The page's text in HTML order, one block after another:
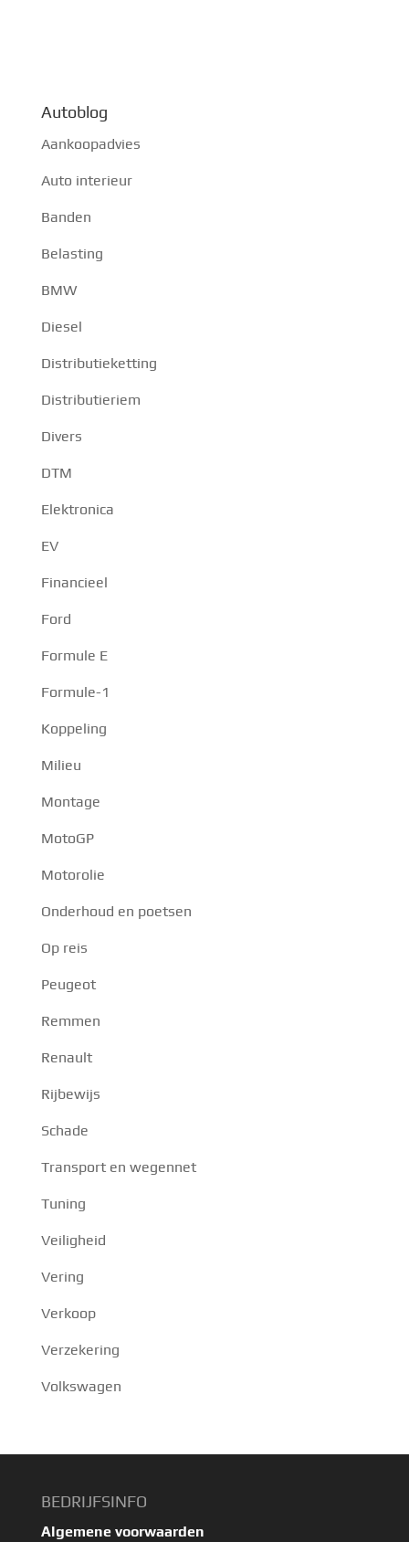
Autoblog
Aankoopadvies
Auto interieur
Banden
Belasting
BMW
Diesel
Distributieketting
Distributieriem
Divers
DTM
Elektronica
EV
Financieel
Ford
Formule E
Formule-1
Koppeling
Milieu
Montage
MotoGP
Motorolie
Onderhoud en poetsen
Op reis
Peugeot
Remmen
Renault
Rijbewijs
Schade
Transport en wegennet
Tuning
Veiligheid
Vering
Verkoop
Verzekering
Volkswagen
BEDRIJFSINFO
Algemene voorwaarden